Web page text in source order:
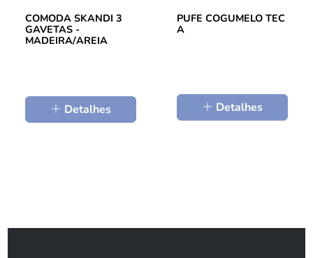
COMODA SKANDI 3
GAVETAS -
MADEIRA/AREIA
Detalhes
PUFE COGUMELO TEC
A
Detalhes